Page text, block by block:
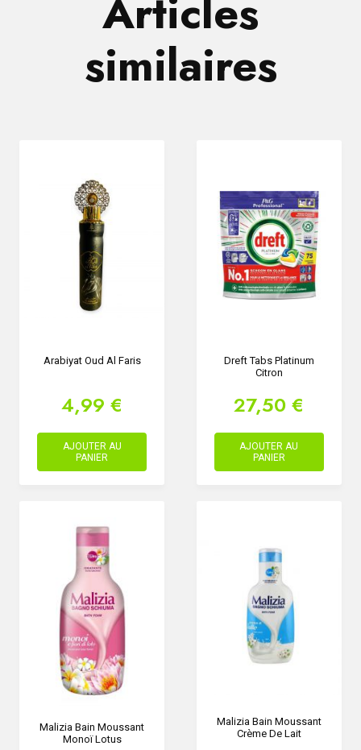
Articles
similaires
Arabiyat Oud Al Faris
4,99 €
AJOUTER AU
PANIER
Dreft Tabs Platinum
Citron
27,50 €
AJOUTER AU
PANIER
Malizia Bain Moussant
Monoï Lotus
Malizia Bain Moussant
Crème De Lait